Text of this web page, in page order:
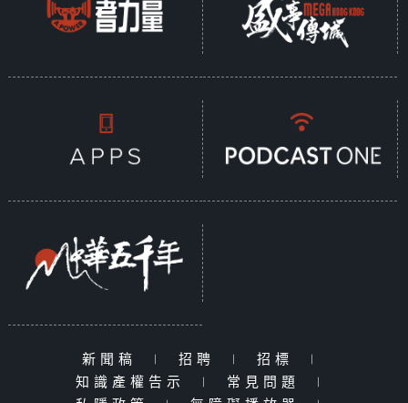
新聞稿 | 招聘 | 招標
|
知識產權告示
| 常見問題
|